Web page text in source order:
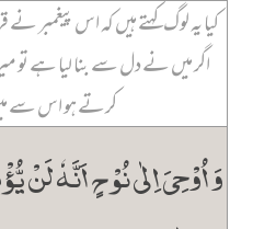
کیا یہ لوگ کہتے ہیں کہ اس پیغمبر
اگر میں نے دل سے بنا لیا ہے تو
کرتے ہو اس سے
وَ اُوۡحِیَ اِلٰی نُوۡحٍ اَنَّہٗ